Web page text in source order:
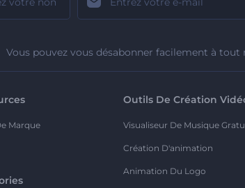
Vous pouvez vous désabonner facilement à tout
Marque
Outils De Création
Visualiseur De Musique
Création D'animation
Animation Du Logo